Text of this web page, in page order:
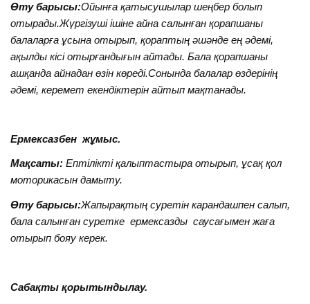
Өту барысы:Ойынға қатысушылар шеңбер болып
отырады.Жүргізуші ішіне айна салынған қорапшаны
балаларға ұсына отырып, қораптың әшәнде ең әдемі,
ақылды кісі отырғандығын айтады. Бала қорапшаны
ашқанда айнадан өзін көреді.Сонында балалар өздерінің
әдемі, керемет екендіктерін айтып мақтанады.
Ермексазбен жұмыс.
Мақсаты: Ептілікті қалыптастыра отырып, ұсақ қол
моторикасын дамыту.
Өту барысы:Жапырақтың суретін карандашпен салып,
бала салынған суретке ермексазды саусағымен жаға
отырып бояу керек.
Сабақты қорытындылау.